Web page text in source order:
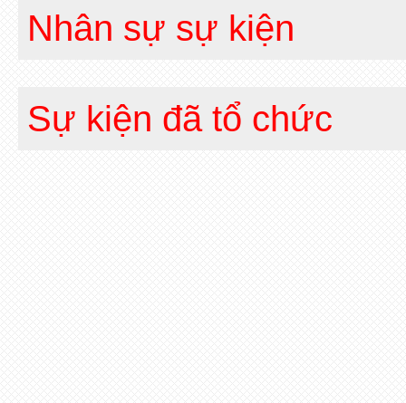
Nhân sự sự kiện
Sự kiện đã tổ chức